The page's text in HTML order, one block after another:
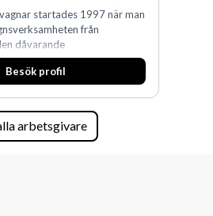
startades 1997 när man
från
dåvarande
i Värnamo. Sedan dess har
kraftigt genom ett antal
representerade på 20
Besök profil
arbetsgivare